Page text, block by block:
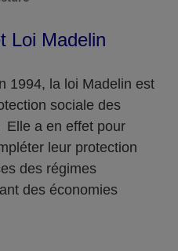
Loi Madelin
1994, la loi Madelin est
sociale des
Elle a en effet pour
leur protection
des régimes
des économies